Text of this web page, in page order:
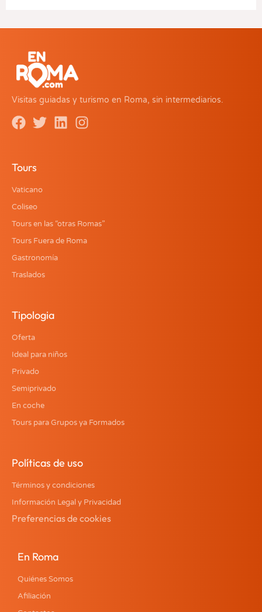
Visitas guiadas y turismo en Roma, sin intermediarios.
Tours
Vaticano
Coliseo
Tours en las “otras Romas”
Tours Fuera de Roma
Gastronomía
Traslados
Tipologia
Oferta
Ideal para niños
Privado
Semiprivado
En coche
Tours para Grupos ya Formados
Políticas de uso
Términos y condiciones
Información Legal y Privacidad
Preferencias de cookies
En Roma
Quiénes Somos
Afiliación